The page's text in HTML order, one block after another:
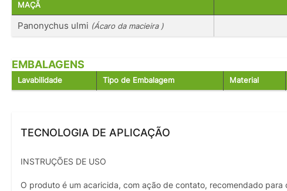
MAÇÃ
Panonychus ulmi (Ácaro da macieira )
EMBALAGENS
Lavabilidade Tipo de Embalagem Material
TECNOLOGIA DE APLICAÇÃO
INSTRUÇÕES DE USO
O produto é um acaricida, com ação de contato, recomendado